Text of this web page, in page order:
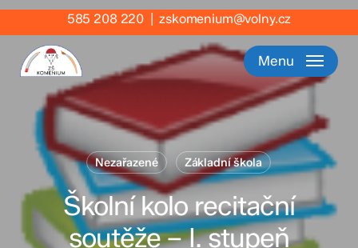
Skip
content
585 208 220 |zskomenium@volny.cz
Menu
Nezařazené Základní škola
Školní kolo recitační
soutěže – I. stupeň